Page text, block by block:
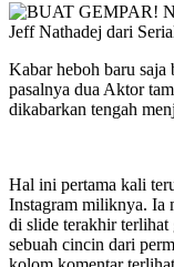
Kabar heboh baru
pasalnya dua Aktor
dikabarkan tengah
Hal ini pertama kali
Instagram miliknya. Ia
di slide terakhir terlihat
sebuah cincin dari